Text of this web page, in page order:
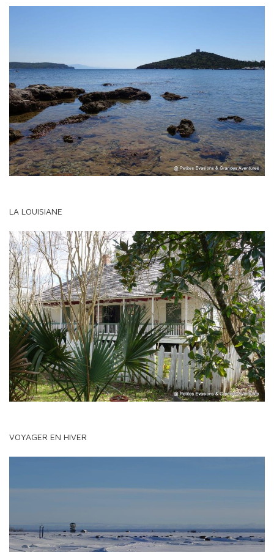
LA LOUISIANE
VOYAGER EN HIVER